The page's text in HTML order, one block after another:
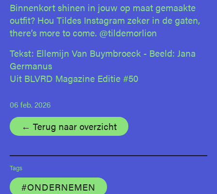
Binnenkort shinen in jouw op maat gemaakte
outfit? Hou Tildes Instagram zeker in de gaten,
there’s more to come. @tildemorlion
Tekst: Ellemijn Van Buymbroeck - Beeld: Jana
Germanus
Uit BLVRD Magazine Editie #50
06 feb. 2026
← Terug naar overzicht
Tags
#ONDERNEMEN